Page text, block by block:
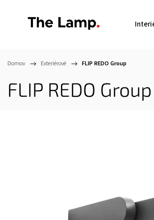
Domov / Exteriérové / FLIPREDO Group
FLIP REDO Group